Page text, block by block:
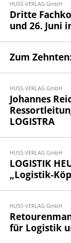
HUSS-VERLAG GmbH
Dritte
und 26. Juni
Zum
HUSS-VERLAG GmbH
Johannes
LOGISTRA
HUSS-VERLAG GmbH
LOGISTIK
„Logistik-
HUSS-VERLAG GmbH
für Logistik